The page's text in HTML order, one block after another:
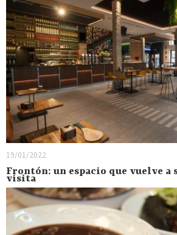
19/01/2022
Frontón: un espacio que vuelve a
visita